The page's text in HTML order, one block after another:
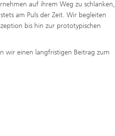
auf ihrem Weg zu schlanken,
am Puls der Zeit. Wir begleiten
bis hin zur prototypischen
wir einen langfristigen Beitrag zum